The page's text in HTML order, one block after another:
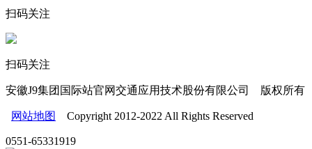
扫码关注
扫码关注
安徽J9集团国际站官网交通应用技术股份有限公司 版权所有
网站地图 Copyright 2012-2022 All Rights Reserved
0551-65331919